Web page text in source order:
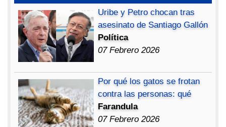
Uribe y Petro chocan tras
asesinato de Santiago Gallón
Política
07 Febrero 2026
Por qué los gatos se frotan
contra las personas: qué
Farandula
07 Febrero 2026